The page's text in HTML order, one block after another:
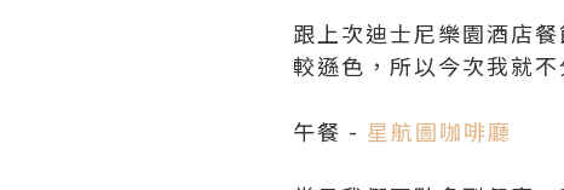
跟上次迪士尼樂園酒店餐
較遜色，所以今次我就不
午餐 - 星航圖咖啡廳